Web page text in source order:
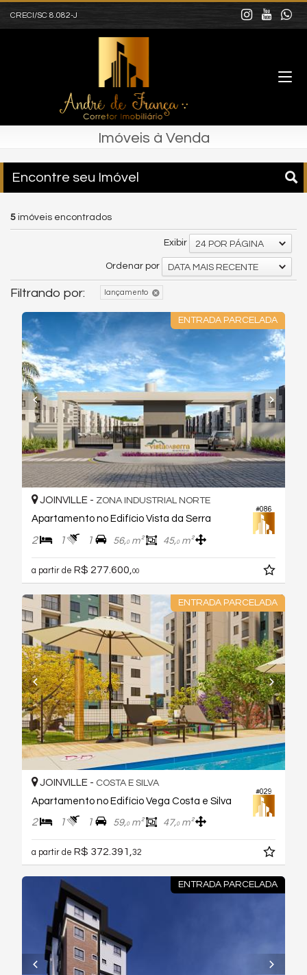
CRECI/SC 8.082-J
Imóveis à Venda
Encontre seu Imóvel
5 imóveis encontrados
Exibir 24 POR PÁGINA
Ordenar por DATA MAIS RECENTE
Filtrando por: lançamento
ENTRADA PARCELADA
#086
JOINVILLE - ZONA INDUSTRIAL NORTE
Apartamento no Edifício Vista da Serra
2 1 1 56,0m² 45,0m²
a partir de R$ 277.600, 00
ENTRADA PARCELADA
#029
JOINVILLE - COSTA E SILVA
Apartamento no Edifício Vega Costa e Silva
2 1 1 59,0m² 47,0m²
a partir de R$ 372.391,32
ENTRADA PARCELADA